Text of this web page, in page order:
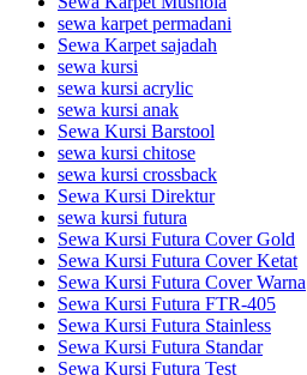
sewa karpet permadani
Sewa Karpet sajadah
sewa kursi
sewa kursi acrylic
sewa kursi anak
Sewa Kursi Barstool
sewa kursi chitose
sewa kursi crossback
Sewa Kursi Direktur
sewa kursi futura
Sewa Kursi Futura Cover Gold
Sewa Kursi Futura Cover Ketat
Sewa Kursi Futura Cover Warna
Sewa Kursi Futura FTR-405
Sewa Kursi Futura Stainless
Sewa Kursi Futura Standar
Sewa Kursi Futura Test